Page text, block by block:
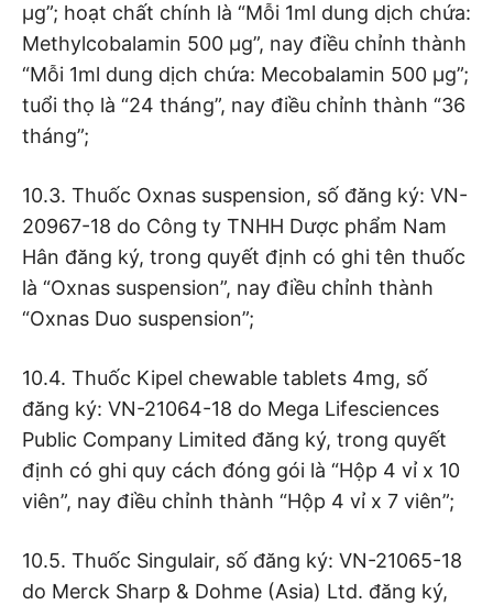
µg”; hoạt chất chính là “Mỗi 1ml dung dịch chứa:
Methylcobalamin 500 µg”, nay điều chỉnh thành
“Mỗi 1ml dung dịch chứa: Mecobalamin 500 µg”;
tuổi thọ là “24 tháng”, nay điều chỉnh thành “36
tháng”;
10.3. Thuốc Oxnas suspension, số đăng ký: VN-
20967-18 do Công ty TNHH Dược phẩm Nam
Hân đăng ký, trong quyết định có ghi tên thuốc
là “Oxnas suspension”, nay điều chỉnh thành
“Oxnas Duo suspension”;
10.4. Thuốc Kipel chewable tablets 4mg, số
đăng ký: VN-21064-18 do Mega Lifesciences
Public Company Limited đăng ký, trong quyết
định có ghi quy cách đóng gói là “Hộp 4 vỉ x 10
viên”, nay điều chỉnh thành “Hộp 4 vỉ x 7 viên”;
10.5. Thuốc Singulair, số đăng ký: VN-21065-18
do Merck Sharp & Dohme (Asia) Ltd. đăng ký,